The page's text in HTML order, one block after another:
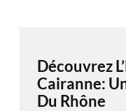
Découvrez
Cairanne:
Du Rhône